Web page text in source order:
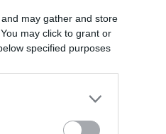
may gather and store
may click to grant or
specified purposes